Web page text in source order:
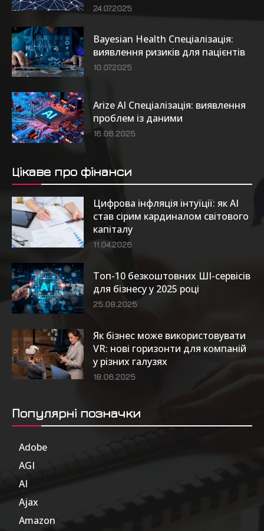
24.07.2025
Bayesian Health Спеціалізація:
виявлення ризиків для пацієнтів
10.07.2025
Arize AI Спеціалізація: виявлення
проблем із даними
16.06.2025
Цікаве про фінанси
Цифрова інфляція інтуїції: як AI
став сірим кардиналом світового
капіталу
11.04.2026
Топ-10 безкоштовних ШІ-сервісів
для бізнесу у 2025 році
25.08.2025
Як бізнес може використовувати
VR: нові горизонти для компаній
у різних галузях
18.06.2025
Популярні позначки
Adobe
AGI
AI
Ajax
Amazon